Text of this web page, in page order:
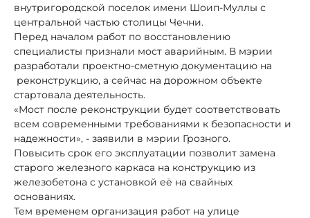
внутригородской поселок имени Шоип-Муллы с
центральной частью столицы Чечни.
Перед началом работ по восстановлению
специалисты признали мост аварийным. В мэрии
разработали проектно-сметную документацию на
реконструкцию, а сейчас на дорожном объекте
стартовала деятельность.
«Мост после реконструкции будет соответствовать
всем современными требованиями к безопасности и
надежности», - заявили в мэрии Грозного.
Повысить срок его эксплуатации позволит замена
старого железного каркаса на конструкцию из
железобетона с установкой её на свайных
основаниях.
Тем временем организация работ на улице